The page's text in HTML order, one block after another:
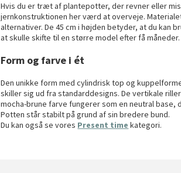
Hvis du er træt af plantepotter, der revner eller
jernkonstruktionen her værd at overveje.
alternativer. De 45 cm i højden betyder, at du kan
at skulle skifte til en større model efter få måneder.
Form og farve i ét
Den unikke form med cylindrisk top og
skiller sig ud fra standarddesigns. De vertikale
mocha-brune farve fungerer som en neutral
Potten står stabilt på grund af sin bredere bund.
Du kan også se vores Present time kategori.